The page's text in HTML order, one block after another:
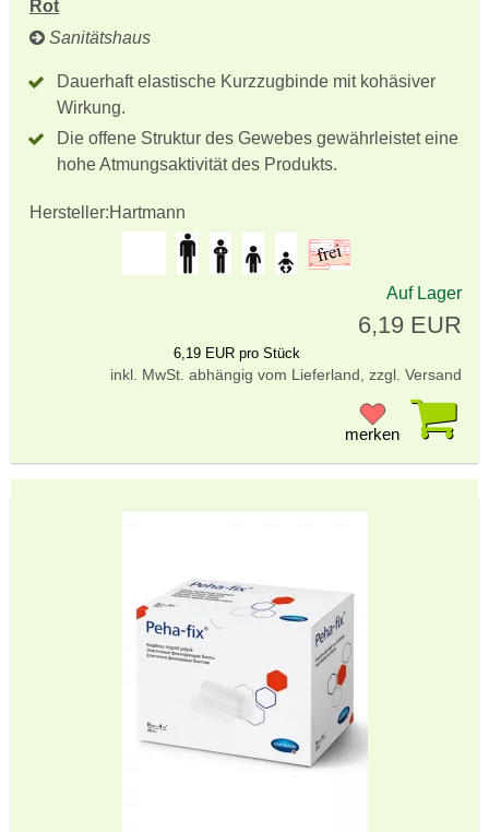
Rot
Sanitätshaus
Dauerhaft elastische Kurzzugbinde mit kohäsiver
Wirkung.
Die offene Struktur des Gewebes gewährleistet eine
hohe Atmungsaktivität des Produkts.
Hersteller:Hartmann
Auf Lager
6,19 EUR
6,19 EUR pro Stück
inkl. MwSt. abhängig vom Lieferland, zzgl. Versand
merken